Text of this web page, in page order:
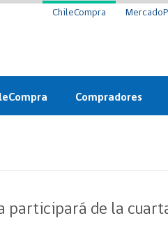
ChileCompra
Compradores
Circular
Compra Ágil
participará de la